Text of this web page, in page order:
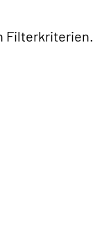
Filterkriterien.